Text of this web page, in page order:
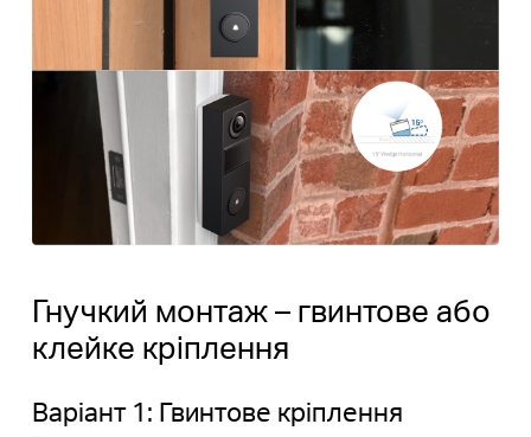
Гнучкий монтаж – гвинтове або
клейке кріплення
Варіант 1: Гвинтове кріплення